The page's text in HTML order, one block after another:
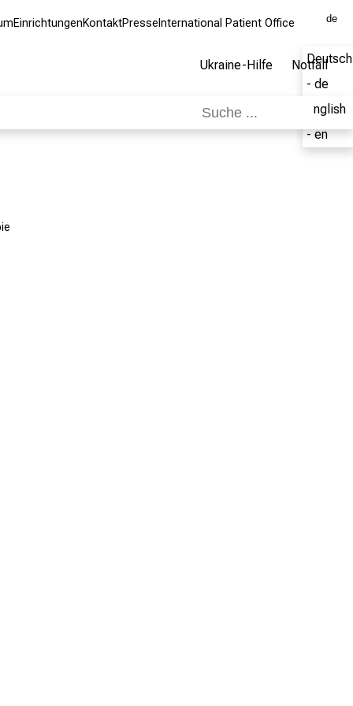
EinrichtungenKontaktPresse International Patient Office de
Deutsch
- de
English
- en
Ukraine-Hilfe Notfall